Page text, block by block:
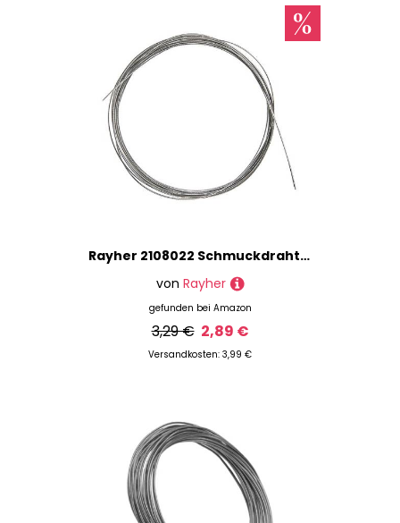
Rayher 2108022 Schmuckdraht, 0,5 mm, SB-Btl. 2 m, kunststoffummantelt,
von Rayher
gefunden bei Amazon
3,29 € 2,89 €
Versandkosten: 3,99 €